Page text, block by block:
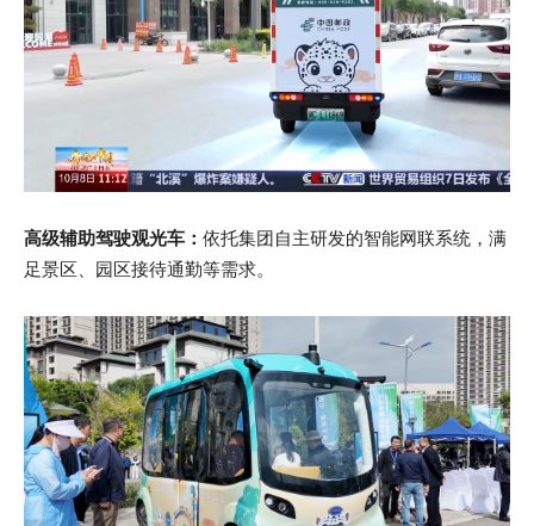
高级辅助驾驶观光车： 依托集团自主研发的智能网联系统，满
足景区、园区接待通勤等需求。